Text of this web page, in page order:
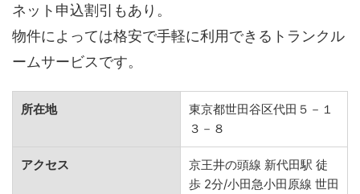
ネット申込割引もあり。
物件によっては格安で手軽に利用できるトランクル
ームサービスです。
所在地
東京都世田谷区代田５－１
３－８
アクセス
京王井の頭線 新代田駅 徒
歩 2分/小田急小田原線 世田